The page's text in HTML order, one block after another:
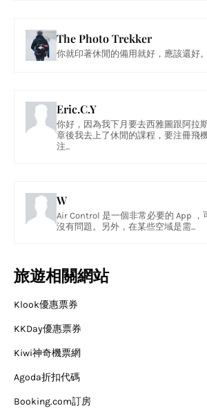
The Photo Trekker
你就印著休閒的備用就好，應該還好。
Eric.C.Y
你好，因為我下月要去西雅圖跟阿拉
章後我去上了休閒的課程，要注冊飛
注...
W
Air Control 是一個非常必要的 App ，
沒有問題。另外，在某些空域是需...
旅遊相關網站
Klook優惠票券
KKDay優惠票券
Kiwi神奇機票網
Agoda折扣代碼
Booking.com訂房